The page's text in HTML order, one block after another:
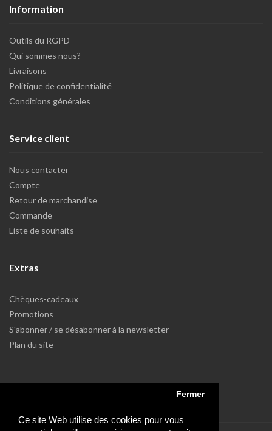
Ce site Web utilise des cookies pour vous
Fermer
Information
Outils du RGPD
Qui sommes nous?
Livraisons
Politique de confidentialité
Conditions générales
Service client
Nous contacter
Compte
Retour de marchandise
Commande
Liste de souhaits
Extras
Chèques-cadeaux
Promotions
S'abonner / se désabonner à la newsletter
Plan du site